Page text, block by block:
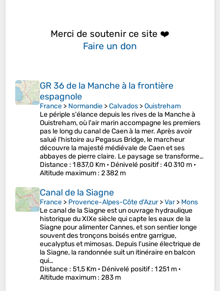
Merci de soutenir ce site ❤️
Faire un don
GR 36 de la Manche à la frontière
espagnole
France > Normandie >Calvados >Ouistreham
Le périple s'élance depuis les rives de la Manche à
Ouistreham, où l'air marin accompagne les premiers
pas le long du canal de Caen à la mer. Après avoir
salué l'histoire au Pegasus Bridge, le marcheur
découvre la majesté médiévale de Caen et ses
abbayes de pierre claire. Le paysage se transforme…
Distance : 1 837,0 Km • Dénivelé positif: 40 310 m •
Altitude maximum : 2 382 m
Canal de la Siagne
France > Provence-Alpes-Côte d'Azur>Var> Mons
Le canal de la Siagne est un ouvrage hydraulique
historique du XIXe siècle qui capte les eaux de la
Siagne pour alimenter Cannes, et son sentier longe
souvent des tronçons boisés entre garrigue,
eucalyptus et mimosas. Depuis l’usine électrique de
la Siagne, la randonnée suit un itinéraire en balcon
qui…
Distance : 51,5 Km • Dénivelé positif: 1 251 m •
Altitude maximum : 283 m